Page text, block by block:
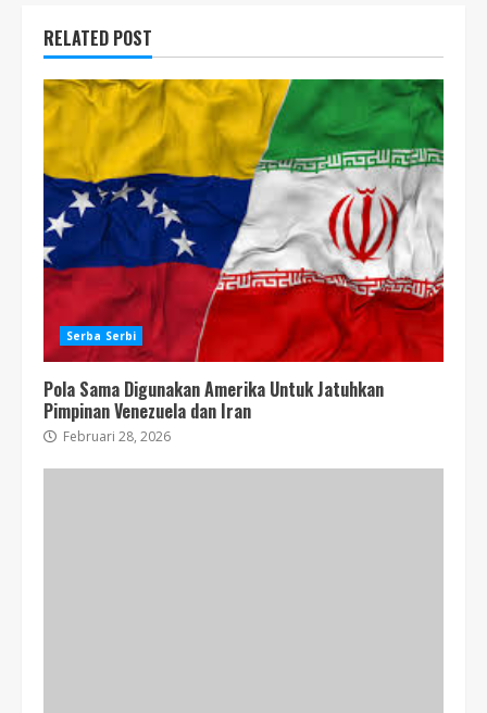
RELATED POST
Serba Serbi
Pola Sama Digunakan Amerika Untuk Jatuhkan
Pimpinan Venezuela dan Iran
Februari 28, 2026